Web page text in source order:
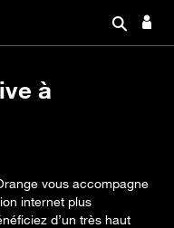
à
vous accompagne
internet plus
d’un très haut